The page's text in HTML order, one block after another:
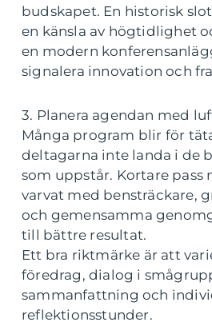
budskapet. En historisk
en känsla av högtidlighet
en modern
signalera innovation och
3. Planera agendan med
Många program blir för
deltagarna inte landa i de
som uppstår. Kortare pass
varvat med bensträckare,
och gemensamma
till bättre resultat.
Ett bra riktmärke är att
föredrag, dialog i
sammanfattning och
reflektionsstunder.